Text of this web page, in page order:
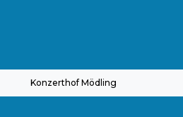
Konzerthof Mödling